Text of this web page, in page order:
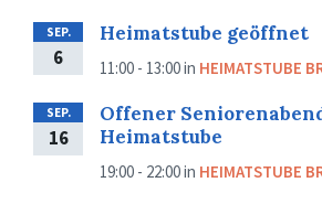
SEP.
6
Heimatstube geöffnet
11:00 - 13:00in HEIMATSTUBE
SEP.
16
Offener
Heimatstube
19:00 - 22:00in HEIMATSTUBE